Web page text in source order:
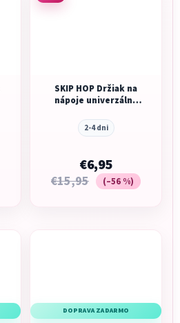
SKIP HOP Držiak na
nápoje univerzálny
2-4 dni
€6,95
€15,95 (–56 %)
DOPRAVA ZADARMO